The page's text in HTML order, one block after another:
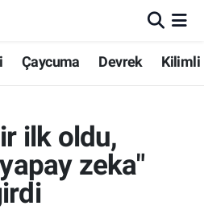
Çaycuma Devrek Kilimli
ilk oldu,
zeka"
Eczaneler
Haritası